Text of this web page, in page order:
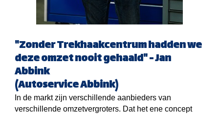
"Zonder Trekhaakcentrum hadden we
deze omzet nooit gehaald" - Jan
Abbink
(Autoservice Abbink)
In de markt zijn verschillende aanbieders van
verschillende omzetvergroters. Dat het ene concept